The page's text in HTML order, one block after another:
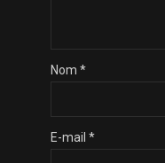
Nom *
E-mail *